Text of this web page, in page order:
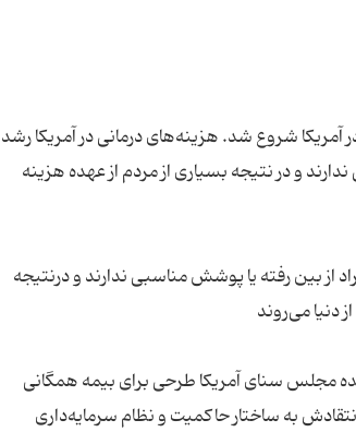
آمریکا شروع شد. هزینه‌های درمانی در آمریکا رشد
و در نتیجه بسیاری از مردم از عهده هزینه
از بین رفته یا پوشش مناسبی ندارند و درنتیجه
مجلس سنای آمریکا طرحی برای بیمه همگانی
به ساختار حاکمیت و نظام سرمایه‌داری